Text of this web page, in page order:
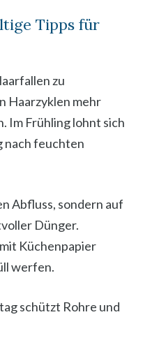
Tipps für
zu
Haarzyklen mehr
Im Frühling lohnt sich
nach feuchten
Abfluss, sondern auf
Dünger.
Küchenpapier
werfen.
schützt Rohre und